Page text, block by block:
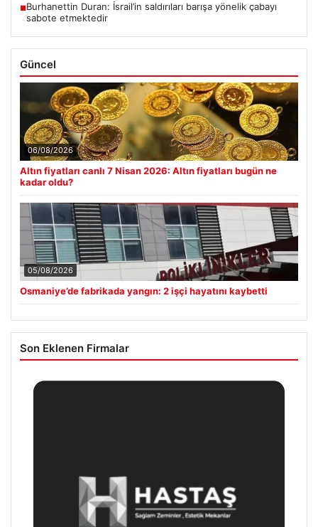
■Burhanettin Duran: İsrail’in saldırıları barışa yönelik çabayı
sabote etmektedir
Güncel
06/08/2026
Altın fiyatları canlı 7 Nisan 2026: Altın fiyatları bugün ne
kadar oldu?
05/08/2026
Osmaniye’de fabrikada yangın: 2 işçi hayatını kaybetti
Son Eklenen Firmalar